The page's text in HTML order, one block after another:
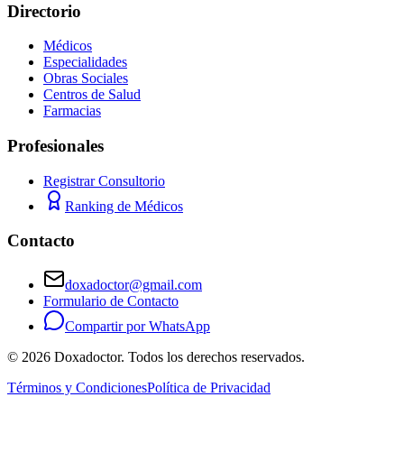
Directorio
Médicos
Especialidades
Obras Sociales
Centros de Salud
Farmacias
Profesionales
Registrar Consultorio
Ranking de Médicos
Contacto
doxadoctor@gmail.com
Formulario de Contacto
Compartir por WhatsApp
© 2026 Doxadoctor. Todos los derechos reservados.
Términos y CondicionesPolítica de Privacidad